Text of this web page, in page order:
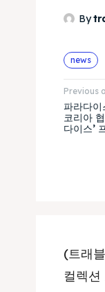
By
news
Previous
파라다이
코리아
다이스’
(트래
컬렉